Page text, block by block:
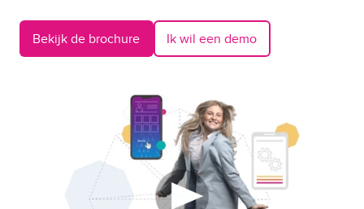
Bekijk de brochure Ik wil een demo